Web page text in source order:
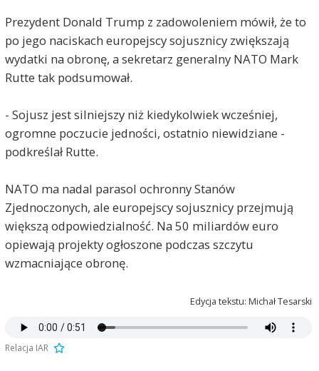
Prezydent Donald Trump z zadowoleniem mówił, że to
po jego naciskach europejscy sojusznicy zwiększają
wydatki na obronę, a sekretarz generalny NATO Mark
Rutte tak podsumował.
- Sojusz jest silniejszy niż kiedykolwiek wcześniej,
ogromne poczucie jedności, ostatnio niewidziane -
podkreślał Rutte.
NATO ma nadal parasol ochronny Stanów
Zjednoczonych, ale europejscy sojusznicy przejmują
większą odpowiedzialność. Na 50 miliardów euro
opiewają projekty ogłoszone podczas szczytu
wzmacniające obronę.
Edycja tekstu: Michał Tesarski
Relacja IAR